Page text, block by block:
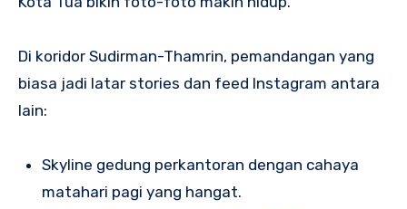
Di koridor Sudirman-Thamrin, pemandangan yang
biasa jadi latar stories dan feed Instagram antara
lain:
Skyline gedung perkantoran dengan cahaya
matahari pagi yang hangat.